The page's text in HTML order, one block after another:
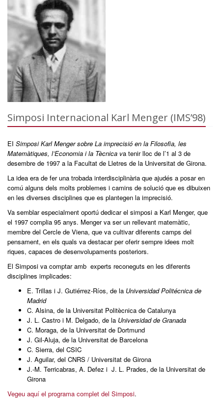
Simposi Internacional Karl Menger (IMS’98)
EI Simposi Karl Menger sobre La imprecisió en la Filosofia, les
Matemàtiques, l’Economia i la Tècnica va tenir lloc de l’1 al 3 de
desembre de 1997 a la Facultat de Lletres de la Universitat de Girona.
La idea era de fer una trobada interdisciplinària que ajudés a posar en
comú alguns dels molts problemes i camins de solució que es dibuixen
en les diverses disciplines que es plantegen la imprecisió.
Va semblar especialment oportú dedicar el simposi a Karl Menger, que
el 1997 complia 95 anys. Menger va ser un rellevant matemàtic,
membre del Cercle de Viena, que va cultivar diferents camps del
pensament, en els quals va destacar per oferir sempre idees molt
riques, capaces de desenvolupaments posteriors.
El Simposi va comptar amb experts reconeguts en les diferents
disciplines implicades:
E. Trillas i J. Gutiérrez-Ríos, de la Universidad Politécnica de
Madrid
C. Alsina, de la Universitat Politècnica de Catalunya
J. L. Castro i M. Delgado, de la Universidad de Granada
C. Moraga, de la Universitat de Dortmund
J. Gil-Aluja, de la Universitat de Barcelona
C. Sierra, del CSIC
J. Aguilar, del CNRS / Universitat de Girona
J.-M. Terricabras, A. Defez i J. L. Prades, de la Universitat de
Girona
Vegeu aquí el programa complet del Simposi.